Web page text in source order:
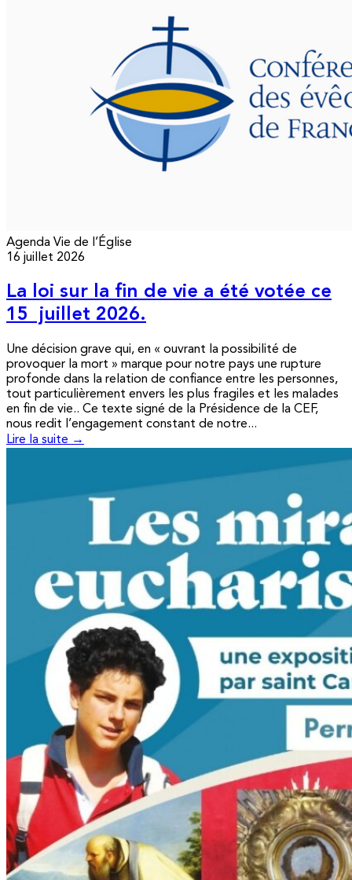
Agenda Vie de l’Église
16 juillet 2026
La loi sur la fin de vie a été votée ce
15 juillet 2026.
Une décision grave qui, en « ouvrant la possibilité de
provoquer la mort » marque pour notre pays une rupture
profonde dans la relation de confiance entre les personnes,
tout particulièrement envers les plus fragiles et les malades
en fin de vie.. Ce texte signé de la Présidence de la CEF,
nous redit l’engagement constant de notre...
Lire la suite →